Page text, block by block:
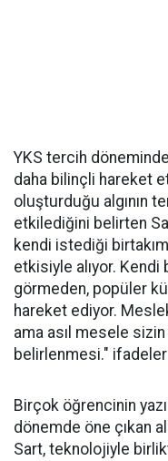
YKS tercih
daha bilinçli hareket
oluşturduğu algının
etkilediğini belirten
kendi istediği
etkisiyle alıyor.
görmeden, popüler
hareket ediyor.
ama asıl mesele sizin
belirlenmesi."
Birçok öğrencinin
dönemde öne çıkan
Sart, teknolojiyle